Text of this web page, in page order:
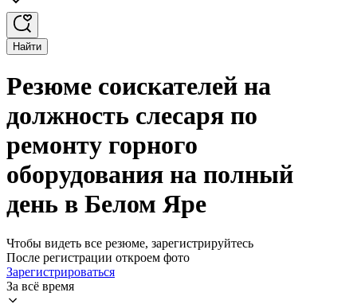
Найти
Резюме соискателей на
должность слесаря по
ремонту горного
оборудования на полный
день в Белом Яре
Чтобы видеть все резюме, зарегистрируйтесь
После регистрации откроем фото
Зарегистрироваться
За всё время